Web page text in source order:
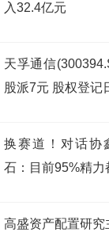
入32.4亿元
天孚通信
股派7元 股权登记
换赛道！对话协
石：目前95%精力
高盛资产配置研